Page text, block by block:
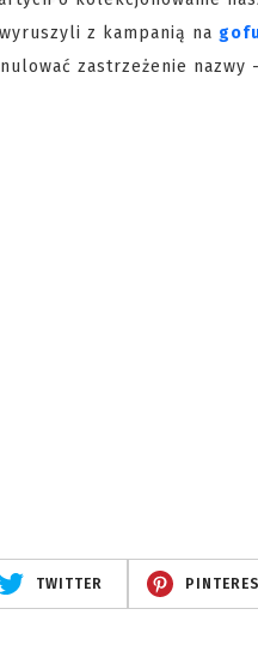
z kampanią na
zastrzeżenie nazwy
TWITTER